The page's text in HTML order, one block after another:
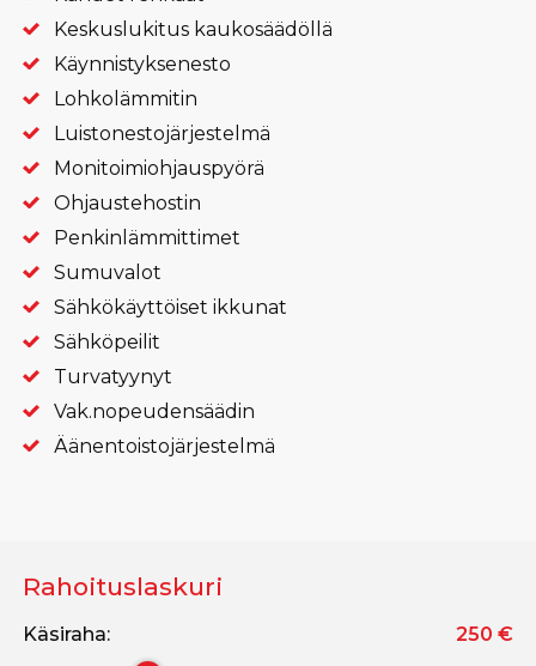
Keskuslukitus kaukosäädöllä
Käynnistyksenesto
Lohkolämmitin
Luistonesto­järjestelmä
Monitoimiohjaus­pyörä
Ohjaustehostin
Penkinlämmittimet
Sumuvalot
Sähkökäyttöiset ikkunat
Sähköpeilit
Turvatyynyt
Vak.nopeudensäädin
Äänentoistojärjestelmä
Rahoituslaskuri
Käsiraha: 250 €